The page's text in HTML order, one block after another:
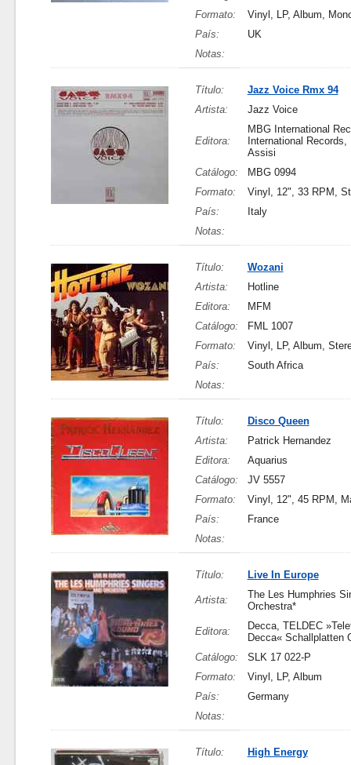
Formato:
Vinyl, LP, Album,
País:
UK
Notas:
Título:
Jazz Voice Rmx 94
Artista:
Jazz Voice
Editora:
MBG International
International
Assisi
Catálogo:
MBG 0994
Formato:
Vinyl, 12", 33 RPM,
País:
Italy
Notas:
Título:
Wozani
Artista:
Hotline
Editora:
MFM
Catálogo:
FML 1007
Formato:
Vinyl, LP, Album,
País:
South Africa
Notas:
Título:
Disco Queen
Artista:
Patrick Hernandez
Editora:
Aquarius
Catálogo:
JV 5557
Formato:
Vinyl, 12", 45 RPM,
País:
France
Notas:
Título: Live In Europe
Artista:
The Les Humphries
Orchestra*
Editora:
Decca, TELDEC
Decca« Schallplatten
Catálogo:
SLK 17 022-P
Formato:
Vinyl, LP, Album
País:
Germany
Notas:
Título:
High Energy